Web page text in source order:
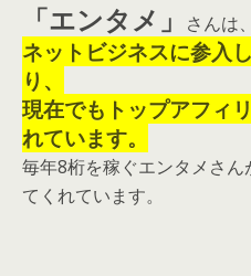
「エンタメ」 さんは、
ネットビジネスに参入
り、
現在でもトップアフィ
れています。
毎年8桁を稼ぐエンタメさ
てくれています。